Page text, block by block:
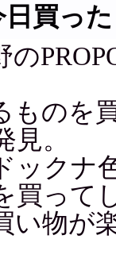
買っ
ものを
。
ックナ
買って
い物が